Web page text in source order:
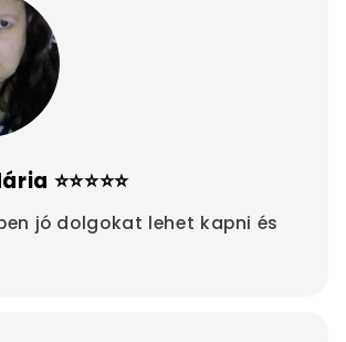
⭐⭐⭐⭐⭐
jó dolgokat lehet kapni és